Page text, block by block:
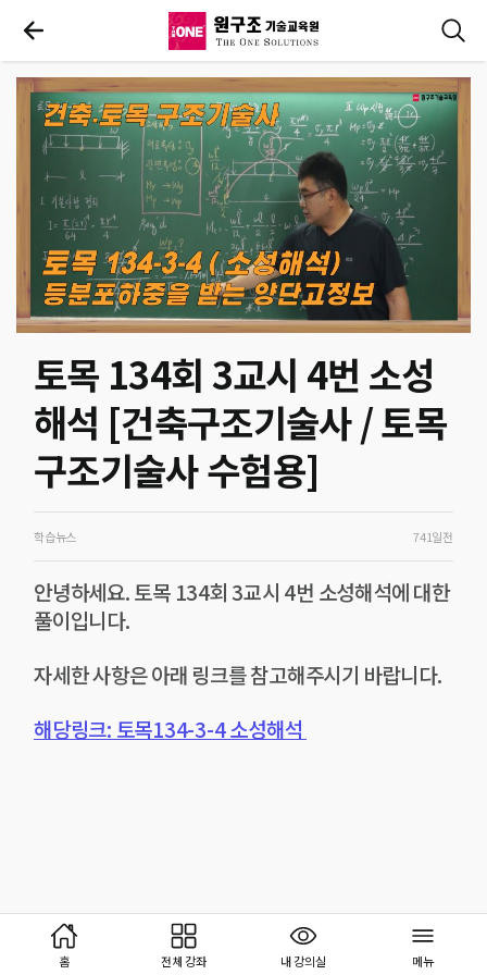
토목 134회 3교시 4번 소성
해석 [건축구조기술사 / 토목
구조기술사 수험용]
학습뉴스 741일전
안녕하세요. 토목 134회 3교시 4번 소성해석에 대한
풀이입니다.
자세한 사항은 아래 링크를 참고해주시기 바랍니다.
해당링크: 토목134-3-4 소성해석
홈 전체 강좌 내 강의실 메뉴